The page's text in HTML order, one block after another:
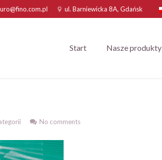
ul. Barniewicka 8A, Gdańsk
Start Nasze produkty
No comments